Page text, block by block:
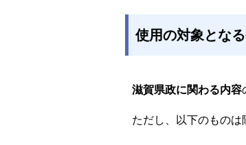
使用の対象とな
滋賀県政に関わる内容
ただし、以下のものは